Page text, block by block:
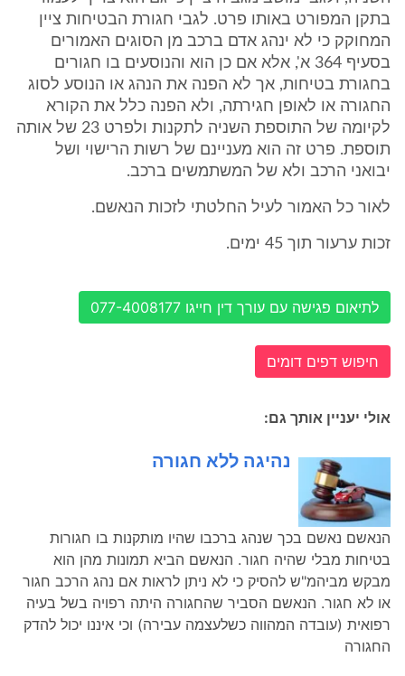
בתקן המפורט באותו פרט. לגבי חגורת הבטיחות ציין
המחוקק כי לא ינהג אדם ברכב מן הסוגים האמורים
בסעיף 364 א', אלא אם כן הוא והנוסעים בו חגורים
בחגורת בטיחות, אך לא הפנה את הנהג או הנוסע לסוג
החגורה או לאופן חגירתה, ולא הפנה כלל את הקורא
לקיומה של התוספת השניה לתקנות ולפרט 23 של אותה
תוספת. פרט זה הוא מעניינם של רשות הרישוי ושל
יבואני הרכב ולא של המשתמשים ברכב.
לאור כל האמור לעיל החלטתי לזכות הנאשם.
זכות ערעור תוך 45 ימים.
לתיאום פגישה עם עורך דין חייגו 077-4008177
חיפוש דפים דומים
אולי יעניין אותך גם:
נהיגה ללא חגורה
הנאשם נאשם בכך שנהג ברכבו שהיו מותקנות בו חגורות
בטיחות מבלי שהיה חגור. הנאשם הביא תמונות מהן הוא
מבקש מביהמ"ש להסיק כי לא ניתן לראות אם נהג הרכב חגור
או לא חגור. הנאשם הסביר שהחגורה היתה רפויה בשל בעיה
רפואית (עובדה המהווה כשלעצמה עבירה) וכי איננו יכול להדק
החגורה